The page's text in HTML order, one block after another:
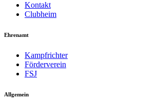
Kontakt
Clubheim
Ehrenamt
Kampfrichter
Förderverein
FSJ
Allgemein